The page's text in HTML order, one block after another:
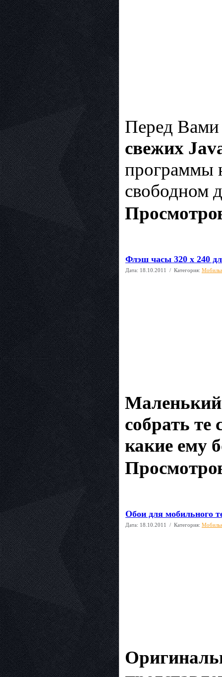
Перед
свежих
программы
свободном
Флэш часы 320 х 240
Дата: 18.10.2011 / Категория:
Маленький
собрать
какие ему
Oбои для мобильного
Дата: 18.10.2011 / Категория: